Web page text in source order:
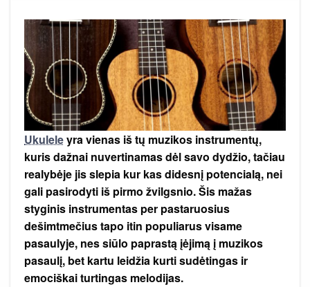
pakeičia
muzikos
mokymosi
kelią
Ukuleleyra vienas iš tų muzikos instrumentų,
kuris dažnai nuvertinamas dėl savo dydžio, tačiau
realybėje jis slepia kur kas didesnį potencialą, nei
gali pasirodyti iš pirmo žvilgsnio. Šis mažas
styginis instrumentas per pastaruosius
dešimtmečius tapo itin populiarus visame
pasaulyje, nes siūlo paprastą įėjimą į muzikos
pasaulį, bet kartu leidžia kurti sudėtingas ir
emociškai turtingas melodijas.